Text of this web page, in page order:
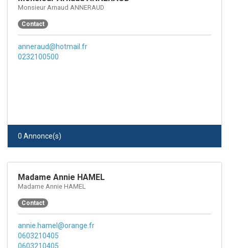
Monsieur Arnaud ANNERAUD
Contact
anneraud@hotmail.fr
0232100500
0 Annonce(s)
Madame Annie HAMEL
Madame Annie HAMEL
Contact
annie.hamel@orange.fr
0603210405
0603210405